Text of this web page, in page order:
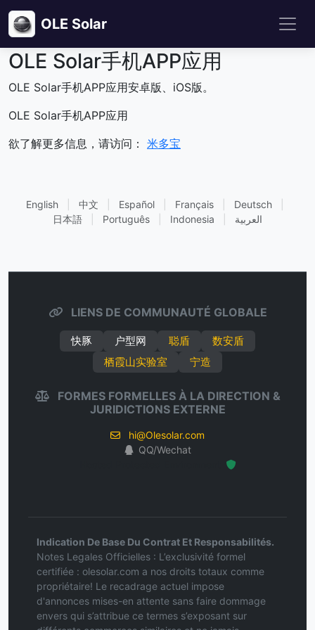
OLE Solar
OLE Solar手机APP应用
OLE Solar手机APP应用安卓版、iOS版。
OLE Solar手机APP应用
欲了解更多信息，请访问： 米多宝
English 中文 Español Français Deutsch
日本語
Português Indonesia العربية
LIENS DE COMMUNAUTÉ GLOBALE
快豚 户型网 聪盾
数安盾
栖霞山实验室
宁造
FORMES FORMELLES À LA DIRECTION &
JURIDICTIONS EXTERNE
hi@Olesolar.com
QQ/Wechat
Indication De Base Du Contrat Et Responsabilités.
Notes Legales Officielles : L’exclusivité formel
certifiée : olesolar.com a nos droits totaux comme
propriétaire! Le recadrage actuel impose
d'annonces mises-en attente sans faire dommage
envers qui s’attribue ce termes s’exposant sur